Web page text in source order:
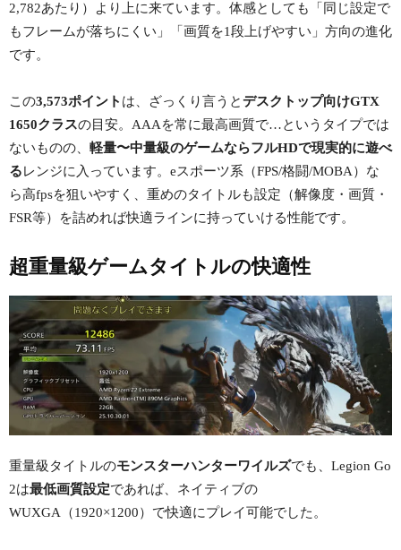
2,782あたり）より上に来ています。体感としても「同じ設定で
もフレームが落ちにくい」「画質を1段上げやすい」方向の進化
です。
この3,573ポイント は、ざっくり言うとデスクトップ向けGTX
1650クラスの目安。AAAを常に最高画質で…というタイプでは
ないものの、 軽量〜中量級のゲームならフルHDで現実的に遊べ
るレンジに入っています。eスポーツ系（FPS/格闘/MOBA）な
ら高fpsを狙いやすく、重めのタイトルも設定（解像度・画質・
FSR等）を詰めれば快適ラインに持っていける性能です。
超重量級ゲームタイトルの快適性
重量級タイトルのモンスターハンターワイルズでも、Legion Go
2は最低画質設定であれば、ネイティブの
WUXGA（1920×1200）で快適にプレイ可能でした。